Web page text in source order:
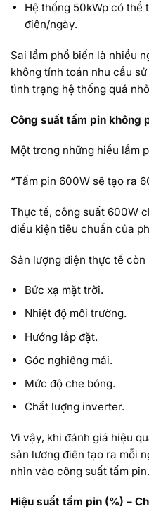
Hệ thống 50kWp có thể
điện/ngày.
Sai lầm phổ biến là nhiều
không tính toán nhu cầu
tình trạng hệ thống quá
Công suất tấm pin không
Một trong những hiểu lầm
“Tấm pin 600W sẽ tạo ra
Thực tế, công suất 600W
điều kiện tiêu chuẩn của
Sản lượng điện thực tế
Bức xạ mặt trời.
Nhiệt độ môi trường.
Hướng lắp đặt.
Góc nghiêng mái.
Mức độ che bóng.
Chất lượng inverter.
Vì vậy, khi đánh giá hiệu
sản lượng điện tạo ra mỗi
nhìn vào công suất tấm pin.
Hiệu suất tấm pin (%) –